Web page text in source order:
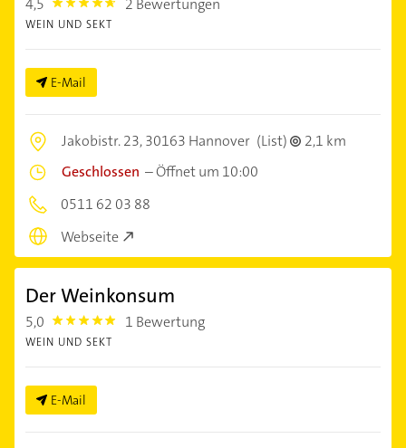
4,5 4.5 2 Bewertungen
WEIN UND SEKT
E-Mail
Jakobistr. 23,30163 Hannover (List)
2,1 km
Geschlossen –Öffnet um 10:00
0511 62 03 88
Webseite
Der Weinkonsum
5,0 5.0 1 Bewertung
WEIN UND SEKT
E-Mail